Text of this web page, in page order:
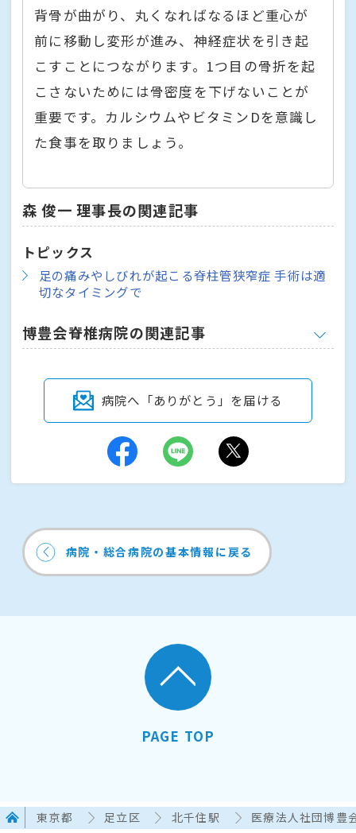
背骨が曲がり、丸くなればなるほど重心が
前に移動し変形が進み、神経症状を引き起
こすことにつながります。1つ目の骨折を起
こさないためには骨密度を下げないことが
重要です。カルシウムやビタミンDを意識し
た食事を取りましょう。
森 俊一 理事長の関連記事
トピックス
足の痛みやしびれが起こる脊柱管狭窄症 手術は適
切なタイミングで
博豊会脊椎病院の関連記事
病院へ「ありがとう」を届ける
病院・総合病院の基本情報に戻る
PAGE TOP
東京都 足立区 北千住駅 医療法人社団博豊